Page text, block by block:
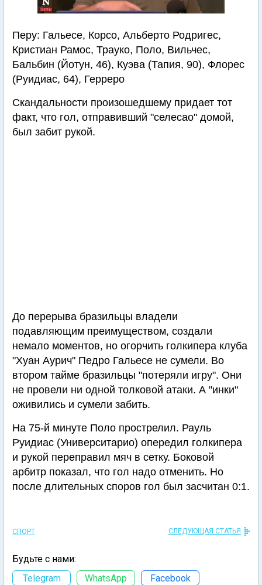
Перу: Гальесе, Корсо, Альберто Родригес,
Кристиан Рамос, Трауко, Поло, Вильчес,
Бальбин (Йотун, 46), Куэва (Тапия, 90), Флорес
(Руидиас, 64), Герреро
Скандальности произошедшему придает тот
факт, что гол, отправивший "селесао" домой,
был забит рукой.
До перерыва бразильцы владели
подавляющим преимуществом, создали
немало моментов, но огорчить голкипера клуба
"Хуан Аурич" Педро Гальесе не сумели. Во
втором тайме бразильцы "потеряли игру". Они
не провели ни одной толковой атаки. А "инки"
оживились и сумели забить.
На 75-й минуте Поло прострелил. Рауль
Руидиас (Университарио) опередил голкипера
и рукой переправил мяч в сетку. Боковой
арбитр показал, что гол надо отменить. Но
после длительных споров гол был засчитан 0:1.
СПОРТ СЛЕДУЮЩАЯ СТАТЬЯ
Будьте с нами:
Telegram
WhatsApp Facebook